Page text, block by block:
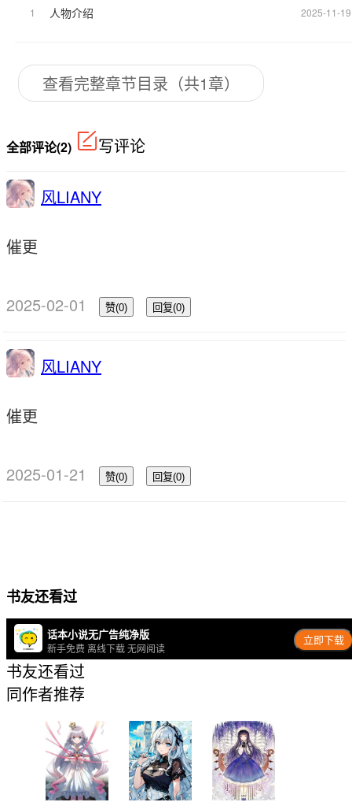
1 人物介绍 2025-11-19
查看完整章节目录（共1章）
全部评论(2) 写评论
风LIANY
催更
2025-02-01 赞(0) 回复(0)
风LIANY
催更
2025-01-21 赞(0) 回复(0)
书友还看过
话本小说无广告纯净版
新手免费 离线下载 无网阅读
立即下载
书友还看过
同作者推荐